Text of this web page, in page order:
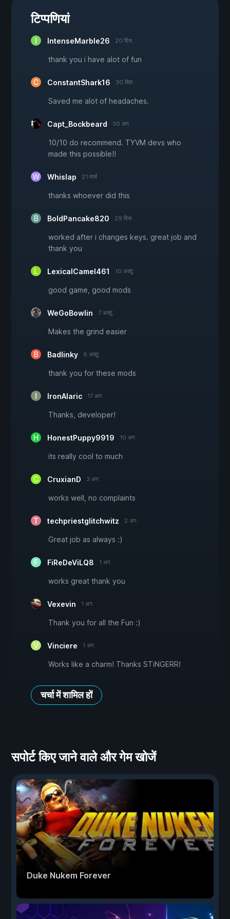
टिप्पणियां
IntenseMarble26 20 दिस.
thank you i have alot of fun
ConstantShark16 30 सित.
Saved me alot of headaches.
Capt_Bockbeard 30 अग.
10/10 do recommend. TYVM devs who
made this possible!!
Whislap 21 मार्च
thanks whoever did this
BoldPancake820 29 दिस.
worked after i changes keys. great job and
thank you
LexicalCamel461 10 अक्टू.
good game, good mods
WeGoBowlin 7 अक्टू.
Makes the grind easier
Badlinky 6 अक्टू.
thank you for these mods
IronAlaric 17 अग.
Thanks, developer!
HonestPuppy9919 10 अग.
its really cool to much
CruxianD 3 अग.
works well, no complaints
techpriestglitchwitz 2 अग.
Great job as always :)
FiReDeViLQ8 1 अग.
works great thank you
Vexevin 1 अग.
Thank you for all the Fun :)
Vinciere 1 अग.
Works like a charm! Thanks STiNGERR!
चर्चा में शामिल हों
सपोर्ट किए जाने वाले और गेम खोजें
Duke Nukem Forever